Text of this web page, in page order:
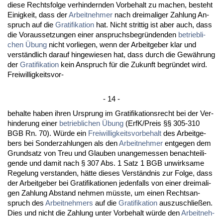
die­se Rechts­fol­ge ver­hin­dern­den Vor­be­halt zu ma­chen, be­steht
Ei­nig­keit, dass derAr­beit­neh­mer nach drei­ma­li­ger Zah­lung An­
spruch auf die Gra­ti­fi­ka­ti­on hat. Nicht strit­tig ist aber auch, dass
die Vor­aus­set­zun­gen ei­ner an­spruchs­be­gründen­den be­trieb­li­
chen Übung nicht vor­lie­gen, wenn der Ar­beit­ge­ber klar und
verständ­lich dar­auf hin­ge­wie­sen hat, dass durch die Gewährung
der Gra­ti­fi­ka­ti­on kein An­spruch für die Zu­kunft be­gründet wird.
Frei­wil­lig­keits­vor-
- 14 -
be­hal­te ha­ben ih­ren Ur­sprung im Gra­ti­fi­ka­ti­ons­recht bei der Ver­
hin­de­rung ei­ner be­trieb­li­chen Übung (ErfK/Preis §§ 305-310
BGB Rn. 70). Würde ein Frei­wil­lig­keits­vor­be­halt des Ar­beit­ge­
bers bei Son­der­zah­lun­gen als denAr­beit­neh­mer ent­ge­gen dem
Grund­satz von Treu und Glau­ben un­an­ge­mes­sen be­nach­tei­li­
gen­de und da­mit nach § 307 Abs. 1 Satz 1 BGB un­wirk­sa­me
Re­ge­lung ver­stan­den, hätte die­ses Verständ­nis zur Fol­ge, dass
der Ar­beit­ge­ber bei Gra­ti­fi­ka­tio­nen je­den­falls von ei­ner drei­ma­li­
gen Zah­lung Ab­stand neh­men müss­te, um ei­nen Rechts­an­
spruch des Ar­beit­neh­mers auf die Gra­ti­fi­ka­ti­on aus­zu­sch­ließen.
Dies und nicht die Zah­lung un­ter Vor­be­halt würde denAr­beit­neh­